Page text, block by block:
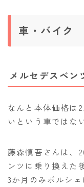
車・バイク
メルセデスベ
なんと本体価格は
いという車ではな
藤森慎吾さんは、
ンツに乗り換えた
3か月のみポルシ